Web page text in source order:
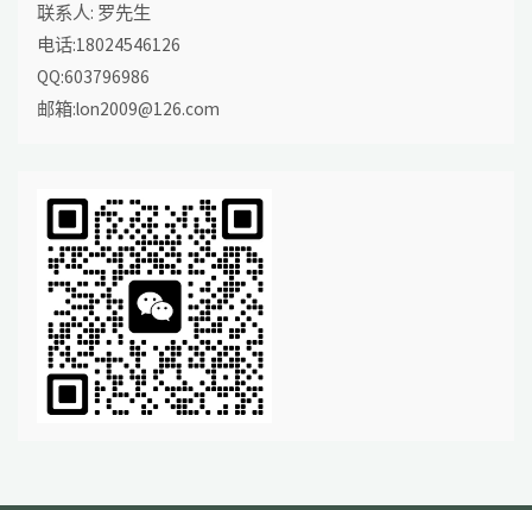
联系人: 罗先生
电话:18024546126
QQ:603796986
邮箱:lon2009@126.com